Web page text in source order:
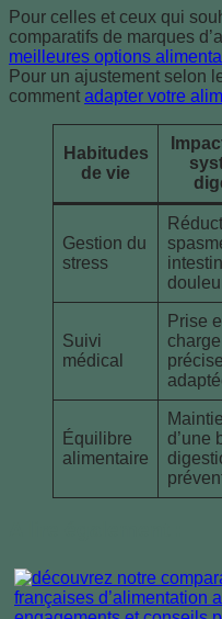
Pour celles et ceux qui
comparatifs de marques
meilleures options
Pour un ajustement selon
comment adapter votre
Habitudes
de vie
Gestion du
stress
Suivi
médical
Prise
charge
Équilibre
alimentaire
d’une